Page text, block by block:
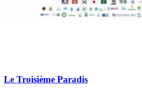
Le Troisième Paradis